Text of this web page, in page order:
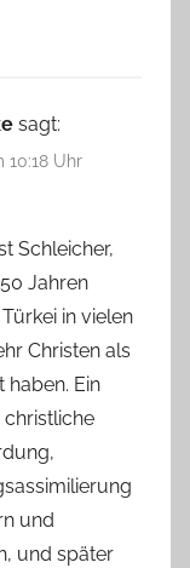
sagt:
10:18 Uhr
Schleicher,
Jahren
in vielen
Christen als
Ein
christliche
und
und später